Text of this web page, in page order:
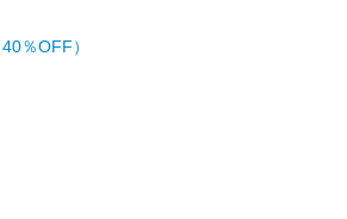
％OFF）